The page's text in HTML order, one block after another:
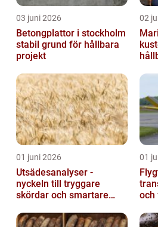
03 juni 2026
Betongplattor i stockholm
stabil grund för hållbara
projekt
02
01 juni 2026
Utsädesanalyser -
nyckeln till tryggare
skördar och smartare
01
och